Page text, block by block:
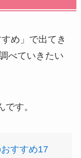
め」で出てき
べていきたい
です。
すすめ17